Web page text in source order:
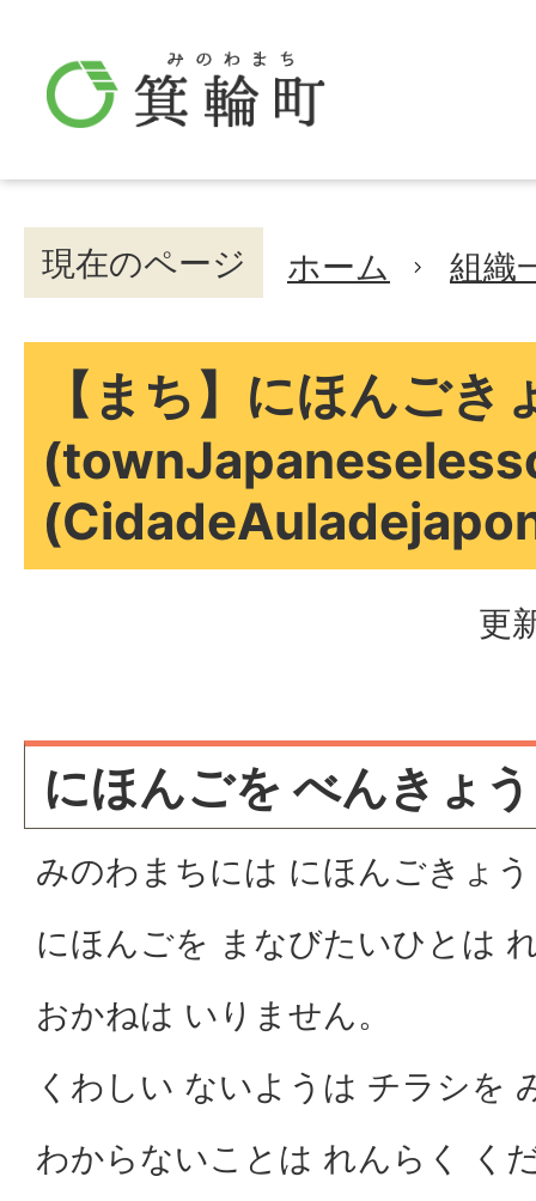
現在のページ ホーム 組織
【まち】にほんごき
更
にほんごを べんきょ
みのわまちには にほんごきょ
にほんごを まなびたいひとは
おかねは いりません。
くわしい ないようは チラシを
わからないことは れんらく く